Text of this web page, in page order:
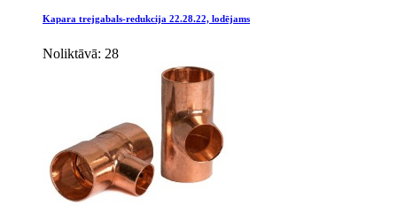
Kapara trejgabals-redukcija 22.28.22, lodējams
Noliktāvā: 28